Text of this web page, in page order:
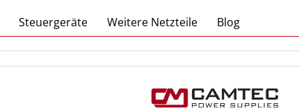
Steuergeräte Weitere Netzteile Blog